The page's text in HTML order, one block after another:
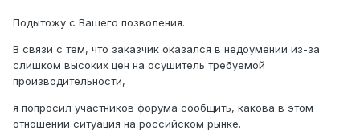
Подытожу с Вашего позволения.
В связи с тем, что заказчик оказался в недоумении из-за
слишком высоких цен на осушитель требуемой
производительности,
я попросил участников форума сообщить, какова в этом
отношении ситуация на российском рынке.